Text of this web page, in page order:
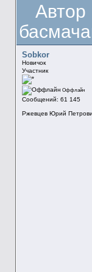
Автор
Sobkor
Новичок
Участник
Оффлайн
Сообщений: 61 145
Ржевцев Юрий